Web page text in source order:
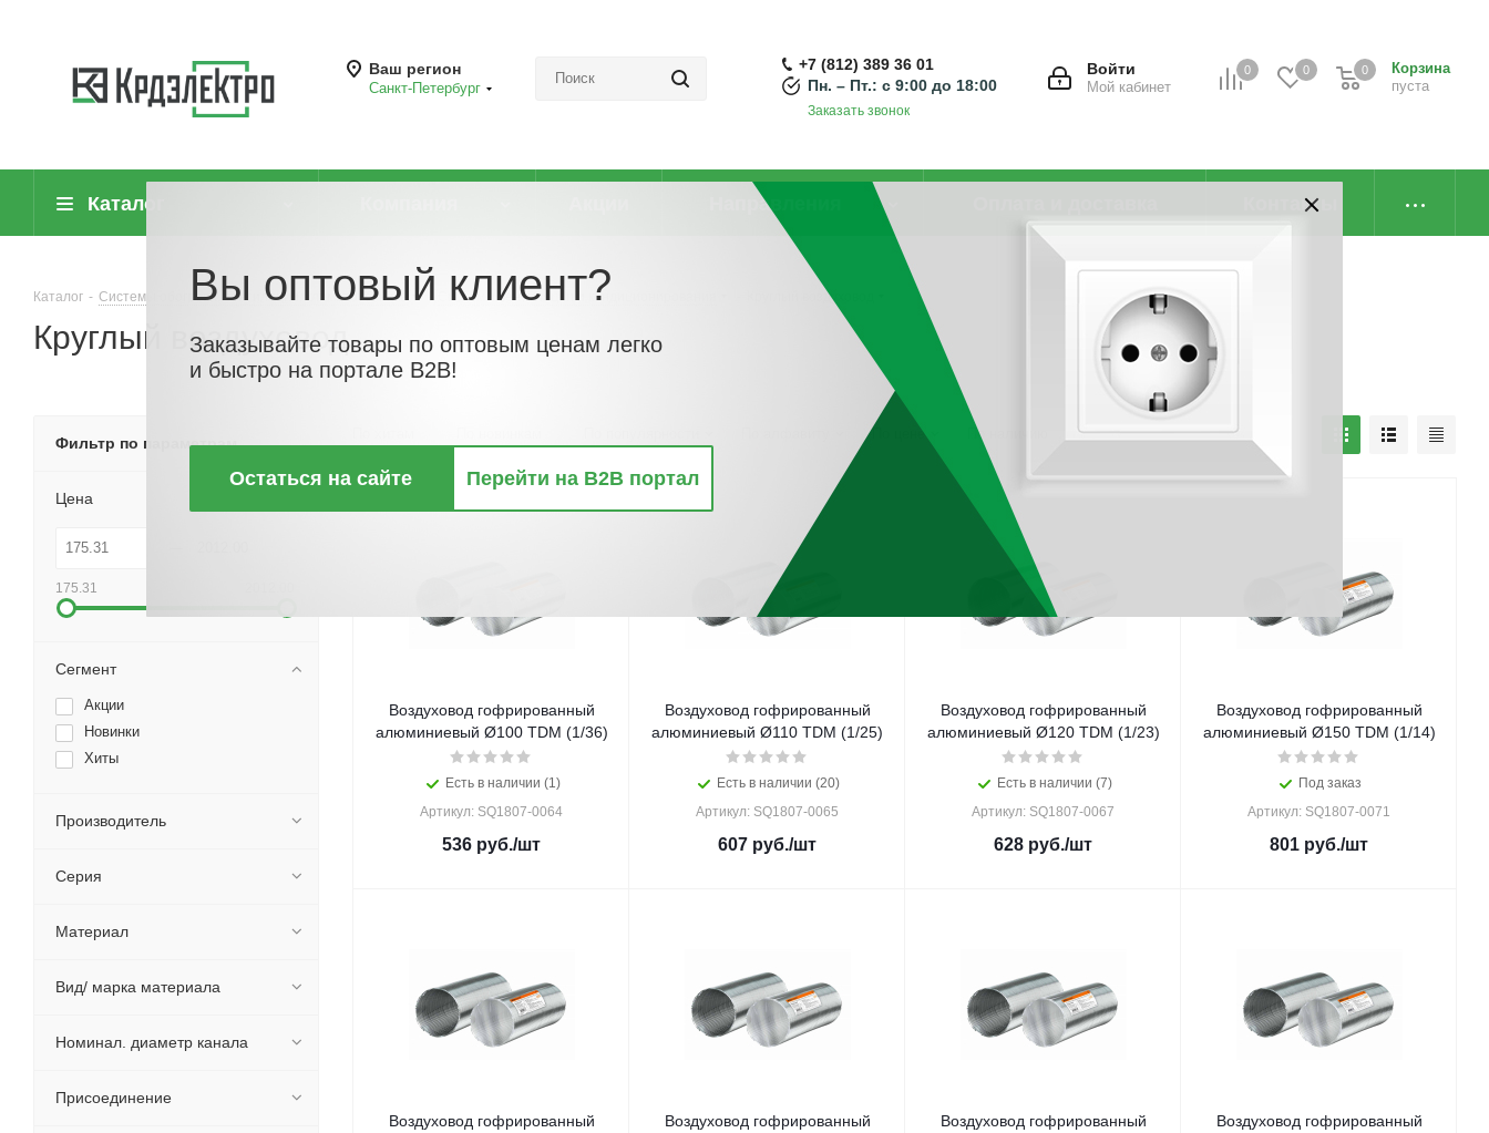
Ваш регион
Санкт-Петербург
0 0
Корзина
пуста
0
Войти
Мой кабинет
+7 (812) 389 36 01
Пн. – Пт.: с 9:00 до 18:00
Заказать звонок
Каталог Направления Контакты
Каталог - Системы обогрева, вентиляции, климатотехника - Системы вентиляции и кондиционирования Круглый воздуховод
Круглый воздуховод
По цене По наличию
Воздуховод гофрированный
алюминиевый Ø100 TDM (1/36)
Есть в наличии (1)
Артикул: SQ1807-0064
536 руб./шт
Воздуховод гофрированный
алюминиевый Ø110 TDM (1/25)
Есть в наличии (20)
Артикул: SQ1807-0065
607 руб./шт
Воздуховод гофрированный
алюминиевый Ø120 TDM (1/23)
Есть в наличии (7)
Артикул: SQ1807-0067
628 руб./шт
Воздуховод гофрированный
алюминиевый Ø150 TDM (1/14)
Под заказ
Артикул: SQ1807-0071
801 руб./шт
Воздуховод гофрированный
Воздуховод гофрированный
Воздуховод гофрированный
Воздуховод гофрированный
Фильтр по параметрам
Цена
175.31
Сегмент
Акции
Новинки
Хиты
Производитель
Серия
Материал
Вид/ марка материала
Номинал. диаметр канала
Присоединение
Вы оптовый клиент?
Заказывайте товары по оптовым ценам легко
и быстро на портале B2B!
Остаться на сайте Перейти на B2B портал